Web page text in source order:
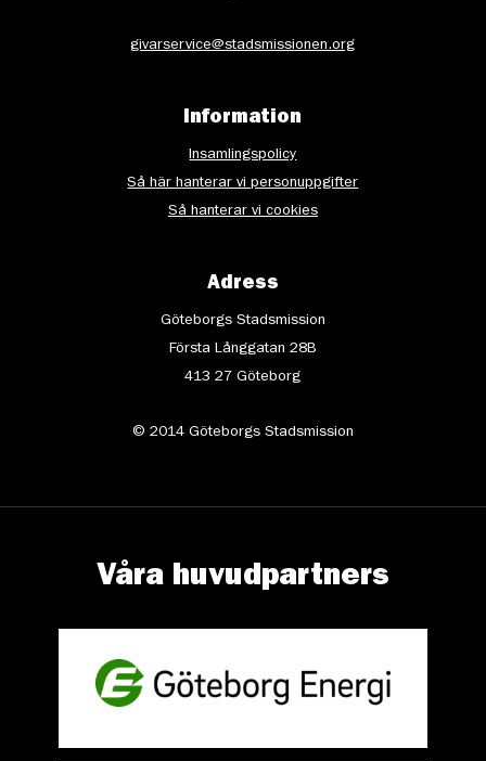
givarservice@stadsmissionen.org
Information
Insamlingspolicy
Så här hanterar vi personuppgifter
Så hanterar vi cookies
Adress
Göteborgs Stadsmission
Första Långgatan 28B
413 27 Göteborg
© 2014 Göteborgs Stadsmission
Våra huvudpartners